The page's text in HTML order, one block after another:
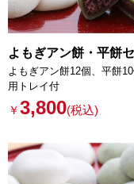
よもぎアン餅・平餅
よもぎアン餅12個、平餅
用トレイ付
￥3,800(税込)